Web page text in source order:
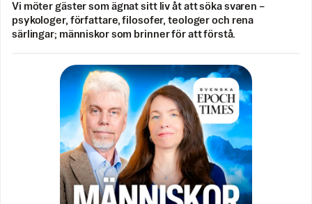
Vi möter gäster som ägnat sitt liv åt att söka svaren –
psykologer, författare, filosofer, teologer och rena
särlingar; människor som brinner för att förstå.